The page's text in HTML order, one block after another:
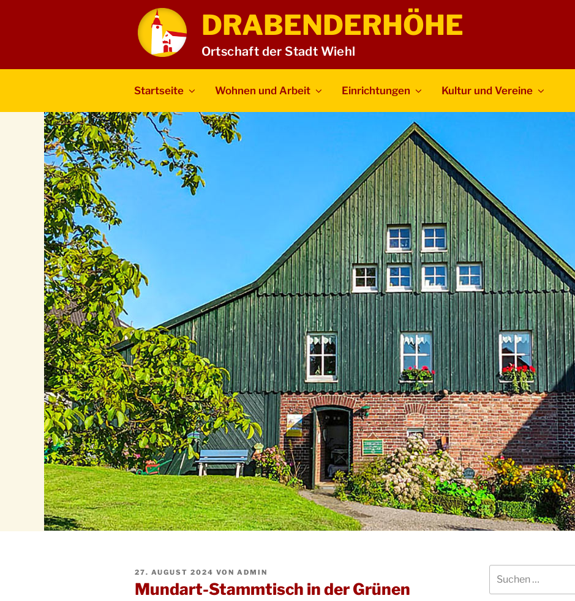
DRABENDERHÖHE
Ortschaft der Stadt Wiehl
Startseite Wohnen und Arbeit Einrichtungen Kultur und Vereine
VERÖFFENTLICHT
AM
27. AUGUST 2024 VON ADMIN
Mundart-Stammtisch in der Grünen
nach: